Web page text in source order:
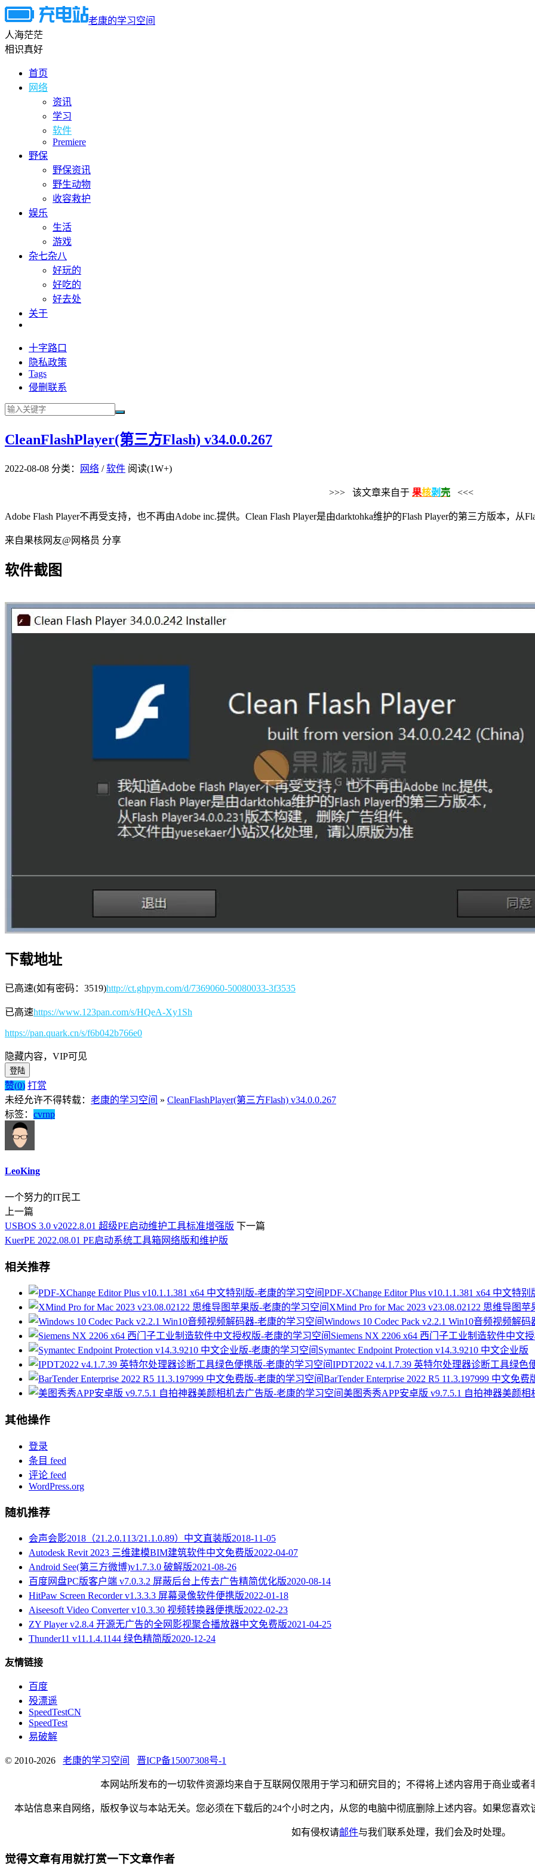
老康的学习空间
人海茫茫
相识真好
首页
网络
资讯
学习
软件
Premiere
野保
野保资讯
野生动物
收容救护
娱乐
生活
游戏
杂七杂八
好玩的
好吃的
好去处
关于
十字路口
隐私政策
Tags
侵删联系
CleanFlashPlayer(第三方Flash) v34.0.0.267
2022-08-08 分类： 网络 /软件 阅读(1W+)
>>> 该文章来自于 果核剥 壳 <<<
Adobe Flash Player不再受支持，也不再由Adobe inc.提供。Clean Flash Player是由darktohka维护的Flash Player的第三方版本，从
来自果核网友@网格员 分享
软件截图
下载地址
已高速(如有密码：3519)http://ct.ghpym.com/d/7369060-50080033-3f3535
已高速https://www.123pan.com/s/HQeA-Xy1Sh
https://pan.quark.cn/s/f6b042b766e0
隐藏内容，VIP可见
登陆
赞(0) 打赏
未经允许不得转载： 老康的学习空间 » CleanFlashPlayer(第三方Flash) v34.0.0.267
标签： cvrnp
LeoKing
一个努力的IT民工
上一篇
USBOS 3.0 v2022.8.01 超级PE启动维护工具标准增强版 下一篇
KuerPE 2022.08.01 PE启动系统工具箱网络版和维护版
相关推荐
PDF-XChange Editor Plus v10.1.1.381 x64 中文特别
XMind Pro for Mac 2023 v23.08.02122 思维导图苹
Windows 10 Codec Pack v2.2.1 Win10音频视频解码
Siemens NX 2206 x64 西门子工业制造软件中文
Symantec Endpoint Protection v14.3.9210 中文企业版
IPDT2022 v4.1.7.39 英特尔处理器诊断工具绿色
BarTender Enterprise 2022 R5 11.3.197999 中文免费
美图秀秀APP安卓版 v9.7.5.1 自拍神器美颜相
其他操作
登录
条目 feed
评论 feed
WordPress.org
随机推荐
会声会影2018（21.2.0.113/21.1.0.89）中文直装版2018-11-05
Autodesk Revit 2023 三维建模BIM建筑软件中文免费版2022-04-07
Android See(第三方微博)v1.7.3.0 破解版2021-08-26
百度网盘PC版客户端 v7.0.3.2 屏蔽后台上传去广告精简优化版2020-08-14
HitPaw Screen Recorder v1.3.3.3 屏幕录像软件便携版2022-01-18
Aiseesoft Video Converter v10.3.30 视频转换器便携版2022-02-23
ZY Player v2.8.4 开源无广告的全网影视聚合播放器中文免费版2021-04-25
Thunder11 v11.1.4.1144 绿色精简版2020-12-24
友情链接
百度
殁漂遥
SpeedTestCN
SpeedTest
易破解
© 2010-2026 老康的学习空间 晋ICP备15007308号-1
本网站所发布的一切软件资源均来自于互联网仅限用于学习和研究目的；不得将上述内容用于商业或者
本站信息来自网络，版权争议与本站无关。您必须在下载后的24个小时之内，从您的电脑中彻底删除上述内容。如果您喜
如有侵权请邮件与我们联系处理，我们会及时处理。
觉得文章有用就打赏一下文章作者